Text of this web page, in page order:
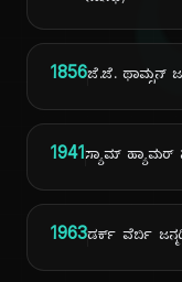
1856ಜೆ.ಜೆ. ಥಾಮ್ಸನ್
1941ಸ್ಯಾಮ್ ಹ್ಯಾಮರ್
1963ಡರ್ಕ್ ವೆರ್ಬಿ